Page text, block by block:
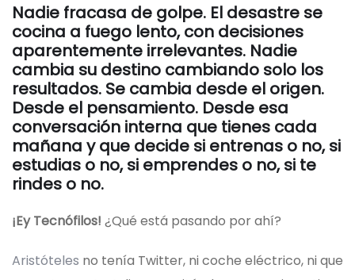
Nadie fracasa de golpe. El desastre se
cocina a fuego lento, con decisiones
aparentemente irrelevantes. Nadie
cambia su destino cambiando solo los
resultados. Se cambia desde el origen.
Desde el pensamiento. Desde esa
conversación interna que tienes cada
mañana y que decide si entrenas o no, si
estudias o no, si emprendes o no, si te
rindes o no.
¡Ey Tecnófilos! ¿Qué está pasando por ahí?
Aristóteles no tenía Twitter, ni coche eléctrico, ni que